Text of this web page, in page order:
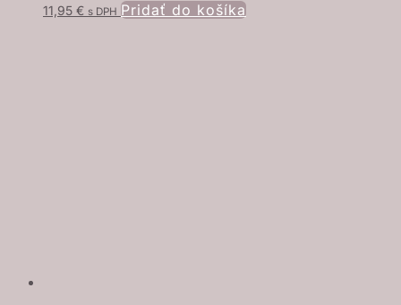
11,95 € s DPH Pridať do košíka